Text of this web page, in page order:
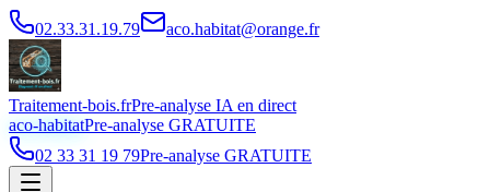
02.33.31.19.79 aco.habitat@orange.fr
Traitement-bois.frPre-analyse IA en direct
aco-habitatPre-analyse GRATUITE
02 33 31 19 79Pre-analyse GRATUITE